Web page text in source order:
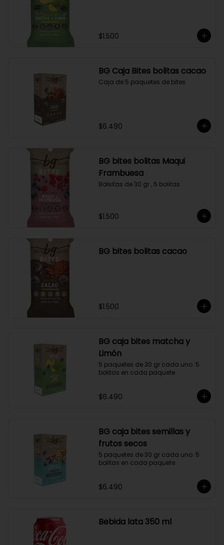
$1.500
BG Caja Bites bolitas cacao
Caja de 5 paquetes de bites
$6.490
BG bites bolitas Maqui
Frambuesa
Bolsitas de 30 gr , 5 bolitas
$1.500
BG bites bolitas cacao
$1.500
BG caja bites matcha y
Limón
5 paquetes de 30 gr cada uno. 5
bolitas en cada paquete
$6.490
BG caja bites semillas y
frutos secos
5 paquetes de 30 gr cada uno. 5
bolitas en cada paquete
$6.490
Bebida lata 350 ml